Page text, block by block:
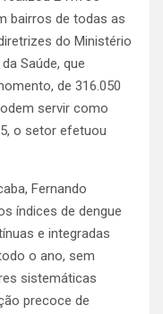
bairros de todas as
do Ministério
Saúde, que
de 316.050
servir como
o setor efetuou
Fernando
índices de dengue
e integradas
o ano, sem
sistemáticas
precoce de